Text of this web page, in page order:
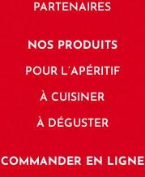
PARTENAIRES
NOS PRODUITS
POUR L’APÉRITIF
À CUISINER
À DÉGUSTER
COMMANDER EN LIGNE